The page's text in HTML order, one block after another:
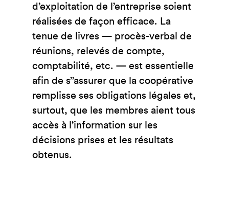
d’exploitation de l’entreprise soient
réalisées de façon efficace. La
tenue de livres — procès-verbal de
réunions, relevés de compte,
comptabilité, etc. — est essentielle
afin de s’’assurer que la coopérative
remplisse ses obligations légales et,
surtout, que les membres aient tous
accès à l’information sur les
décisions prises et les résultats
obtenus.